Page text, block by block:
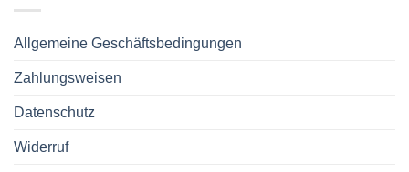
Allgemeine Geschäftsbedingungen
Zahlungsweisen
Datenschutz
Widerruf